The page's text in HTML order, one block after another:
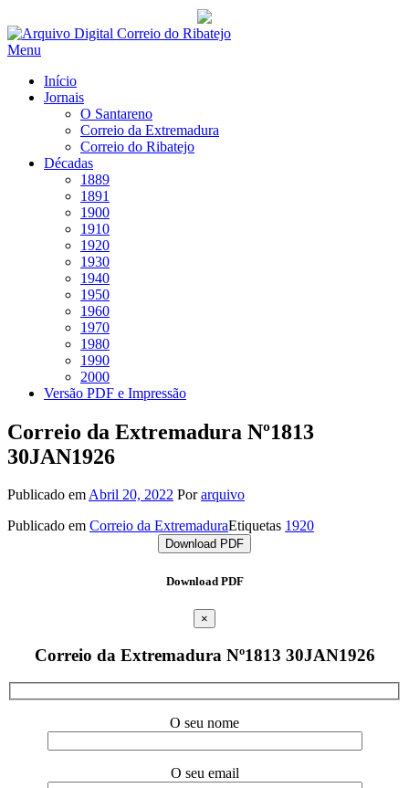
Saltar
para
Menu
Início
Jornais
O Santareno
Correio da Extremadura
Correio do Ribatejo
Décadas
1889
1891
1900
1910
1920
1930
1940
1950
1960
1970
1980
1990
2000
Versão PDF e Impressão
Correio da Extremadura Nº1813
30JAN1926
Publicado emAbril 20, 2022 Porarquivo
Publicado em Correio da ExtremaduraEtiquetas 1920
Download PDF
Download PDF
×
Correio da Extremadura Nº1813 30JAN1926
O seu nome
O seu email